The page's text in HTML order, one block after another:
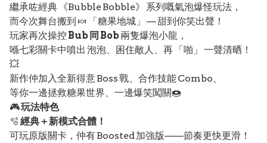
繼承咗經典 《Bubble Bobble》 系列嘅氣泡爆怪玩法，
而今次舞台搬到 🍬 「糖果地城」 — 甜到你笑出聲！
玩家再次操控Bub 同 Bob兩隻爆泡小龍，
喺七彩關卡中噴出 泡泡、困住敵人、再 「啪」 一聲清晒！
💥
新作仲加入全新得意 Boss 戰、合作技能 Combo、
等你一邊拯救糖果世界、一邊爆笑闖關🍩
🎮玩法特色
🫧 經典＋新模式合體！
可玩原版關卡，仲有 Boosted 加強版——節奏更快更滑！